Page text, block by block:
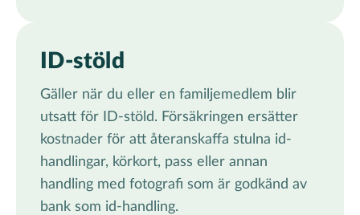
ID-stöld
Gäller när du eller en familjemedlem blir
utsatt för ID-stöld. Försäkringen ersätter
kostnader för att återanskaffa stulna id-
handlingar, körkort, pass eller annan
handling med fotografi som är godkänd av
bank som id-handling.